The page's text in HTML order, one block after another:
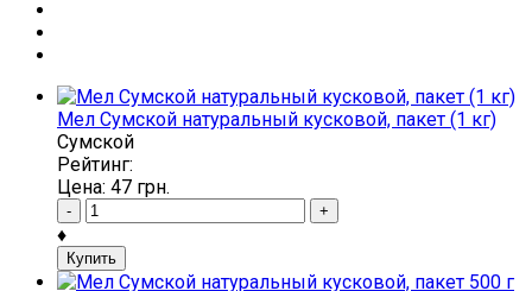
Мел Сумской натуральный кусковой, пакет (1 кг)
Сумской
Рейтинг:
Цена: 47 грн.
- +
♦
Купить